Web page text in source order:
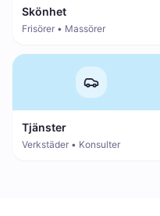
Skönhet
Frisörer • Massörer
Tjänster
Verkstäder • Konsulter